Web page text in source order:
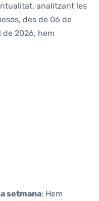
analitzant les
des de 06 de
de 2026, hem
setmana: Hem